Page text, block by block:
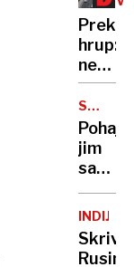
regres
za
dva
hrup:
nevidni
pesti
ARABIJA
Pohaja
jim
sapa:
Je
INDIJA